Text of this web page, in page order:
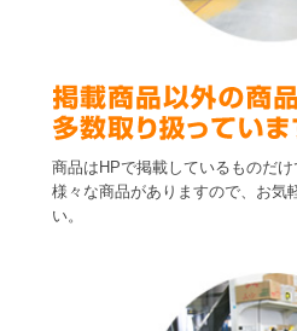
商品はHPで掲載しているものだ
様々な商品がありますので、お気
い。